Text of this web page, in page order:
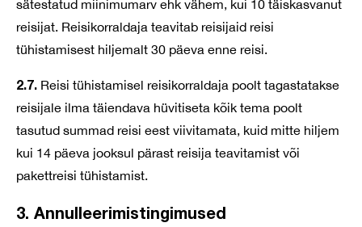
sätestatud miinimumarv ehk vähem, kui 10 täiskasvanut
reisijat. Reisikorraldaja teavitab reisijaid reisi
tühistamisest hiljemalt 30 päeva enne reisi.
2.7. Reisi tühistamisel reisikorraldaja poolt tagastatakse
reisijale ilma täiendava hüvitiseta kõik tema poolt
tasutud summad reisi eest viivitamata, kuid mitte hiljem
kui 14 päeva jooksul pärast reisija teavitamist või
pakettreisi tühistamist.
3. Annulleerimistingimused